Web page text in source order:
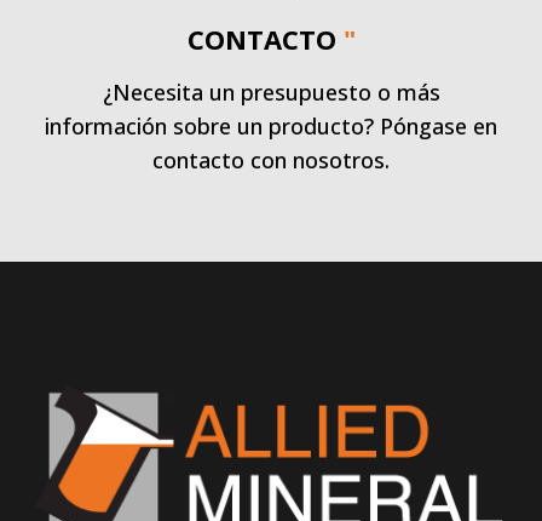
CONTACTO "
¿Necesita un presupuesto o más
información sobre un producto? Póngase en
contacto con nosotros.